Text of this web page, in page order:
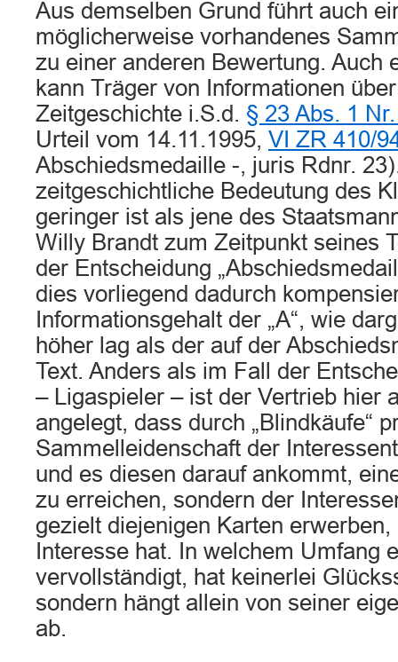
Aus demselben Grund führt auch
möglicherweise vorhandenes
zu einer anderen Bewertung. Auch
kann Träger von Informationen
Zeitgeschichte i.S.d. § 23 Abs. 1
Urteil vom 14.11.1995, VI ZR 410/
Abschiedsmedaille -, juris Rdnr.
zeitgeschichtliche Bedeutung des
geringer ist als jene des
Willy Brandt zum Zeitpunkt seines
der Entscheidung
dies vorliegend dadurch
Informationsgehalt der „A“, wie
höher lag als der auf der
Text. Anders als im Fall der
– Ligaspieler – ist der Vertrieb hier
angelegt, dass durch „Blindkäufe“
Sammelleidenschaft der
und es diesen darauf ankommt,
zu erreichen, sondern der
gezielt diejenigen Karten erwerben,
Interesse hat. In welchem Umfang
vervollständigt, hat keinerlei
sondern hängt allein von seiner
ab.